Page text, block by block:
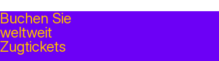
Buchen Sie
weltweit
Zugtickets